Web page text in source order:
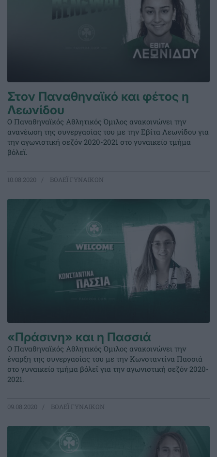
Στον Παναθηναϊκό και φέτος η
Λεωνίδου
Ο Παναθηναϊκός Αθλητικός Όμιλος ανακοινώνει την
ανανέωση της συνεργασίας του με την Εβίτα Λεωνίδου για
την αγωνιστική σεζόν 2020-2021 στο γυναικείο τμήμα
βόλεϊ.
10.08.2020 ΒΟΛΕΪ ΓΥΝΑΙΚΩΝ
«Πράσινη» και η Πασσιά
Ο Παναθηναϊκός Αθλητικός Όμιλος ανακοινώνει την
έναρξη της συνεργασίας του με την Κωνσταντίνα Πασσιά
στο γυναικείο τμήμα βόλεϊ για την αγωνιστική σεζόν 2020-
2021.
09.08.2020 ΒΟΛΕΪ ΓΥΝΑΙΚΩΝ